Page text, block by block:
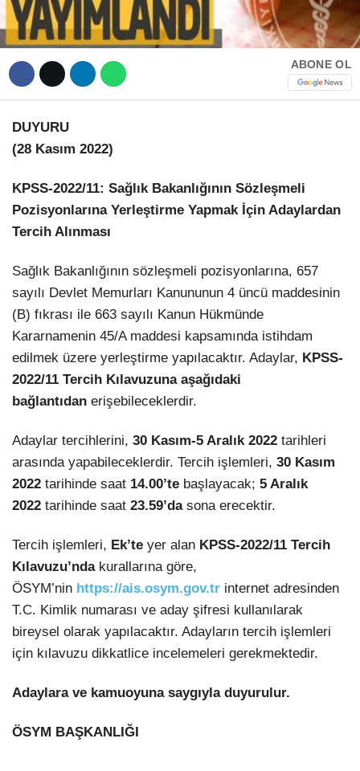
Dribbble
ABONE OL
DUYURU
(28 Kasım 2022)
KPSS-2022/11: Sağlık Bakanlığının Sözleşmeli
Pozisyonlarına Yerleştirme Yapmak İçin Adaylardan
Tercih Alınması
Sağlık Bakanlığının sözleşmeli pozisyonlarına, 657
sayılı Devlet Memurları Kanununun 4 üncü maddesinin
(B) fıkrası ile 663 sayılı Kanun Hükmünde
Kararnamenin 45/A maddesi kapsamında istihdam
edilmek üzere yerleştirme yapılacaktır. Adaylar, KPSS-
2022/11 Tercih Kılavuzuna aşağıdaki
bağlantıdan erişebileceklerdir.
Adaylar tercihlerini, 30 Kasım-5 Aralık 2022 tarihleri
arasında yapabileceklerdir. Tercih işlemleri, 30 Kasım
2022 tarihinde saat 14.00’te başlayacak; 5 Aralık
2022 tarihinde saat 23.59’da sona erecektir.
Tercih işlemleri, Ek’te yer alan KPSS-2022/11 Tercih
Kılavuzu’nda kurallarına göre,
ÖSYM’nin https://ais.osym.gov.tr internet adresinden
T.C. Kimlik numarası ve aday şifresi kullanılarak
bireysel olarak yapılacaktır. Adayların tercih işlemleri
için kılavuzu dikkatlice incelemeleri gerekmektedir.
Adaylara ve kamuoyuna saygıyla duyurulur.
ÖSYM BAŞKANLIĞI